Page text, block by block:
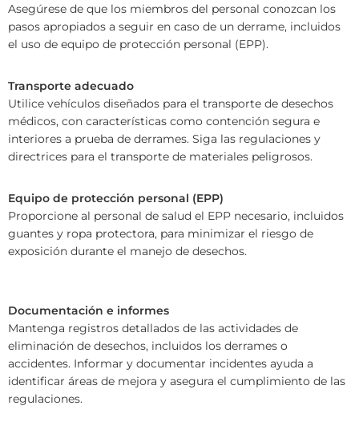
Asegúrese de que los miembros del personal conozcan los
pasos apropiados a seguir en caso de un derrame, incluidos
el uso de equipo de protección personal (EPP).
Transporte adecuado
Utilice vehículos diseñados para el transporte de desechos
médicos, con características como contención segura e
interiores a prueba de derrames. Siga las regulaciones y
directrices para el transporte de materiales peligrosos.
Equipo de protección personal (EPP)
Proporcione al personal de salud el EPP necesario, incluidos
guantes y ropa protectora, para minimizar el riesgo de
exposición durante el manejo de desechos.
Documentación e informes
Mantenga registros detallados de las actividades de
eliminación de desechos, incluidos los derrames o
accidentes. Informar y documentar incidentes ayuda a
identificar áreas de mejora y asegura el cumplimiento de las
regulaciones.